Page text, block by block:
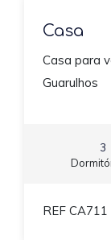
Casa
Casa para
Guarulhos
3
REF CA711